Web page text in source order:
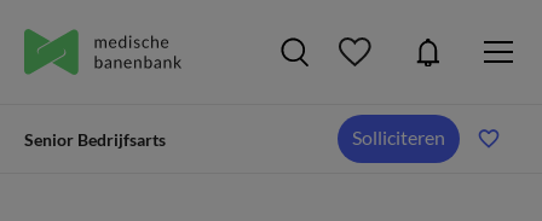
Senior Bedrijfsarts Solliciteren